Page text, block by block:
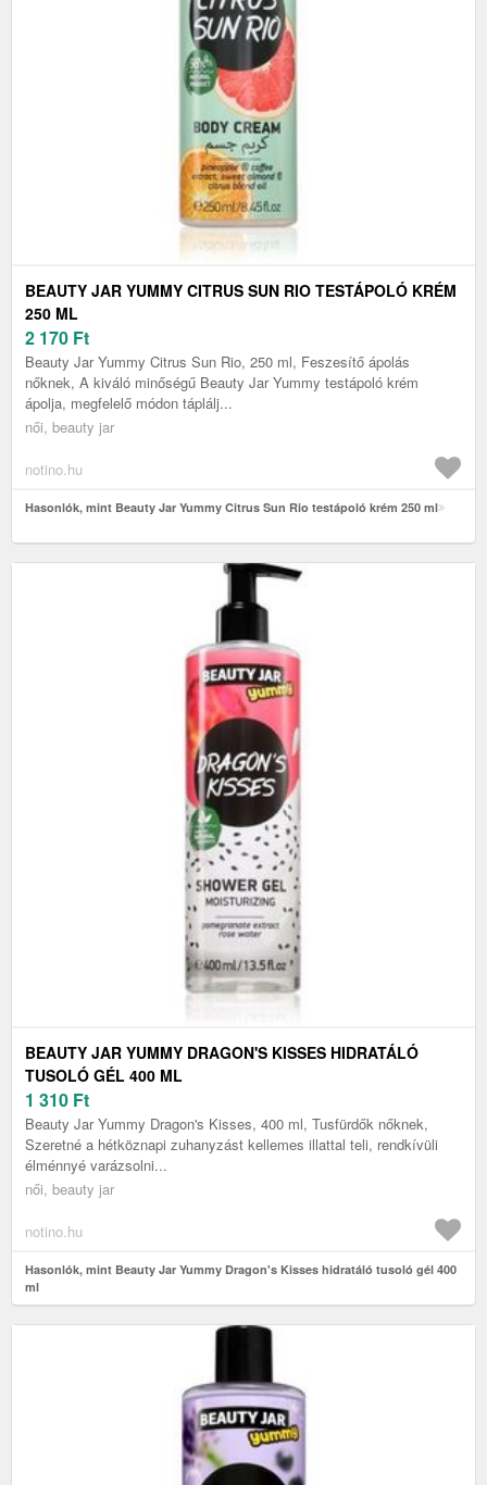
BEAUTY JAR YUMMY CITRUS SUN RIO TESTÁPOLÓ KRÉM
250 ML
2 170 Ft
Beauty Jar Yummy Citrus Sun Rio, 250 ml, Feszesítő ápolás
nőknek, A kiváló minőségű Beauty Jar Yummy testápoló krém
ápolja, megfelelő módon táplálj...
női, beauty jar
notino.hu
Hasonlók, mint Beauty Jar Yummy Citrus Sun Rio testápoló krém 250 ml
BEAUTY JAR YUMMY DRAGON'S KISSES HIDRATÁLÓ
TUSOLÓ GÉL 400 ML
1 310 Ft
Beauty Jar Yummy Dragon's Kisses, 400 ml, Tusfürdők nőknek,
Szeretné a hétköznapi zuhanyzást kellemes illattal teli, rendkívüli
élménnyé varázsolni...
női, beauty jar
notino.hu
Hasonlók, mint Beauty Jar Yummy Dragon's Kisses hidratáló tusoló gél 400
ml